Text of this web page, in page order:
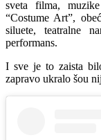
sveta filma,
“Costume Art”,
siluete, teatralne
performans.
I sve je to zaista
zapravo ukralo šou